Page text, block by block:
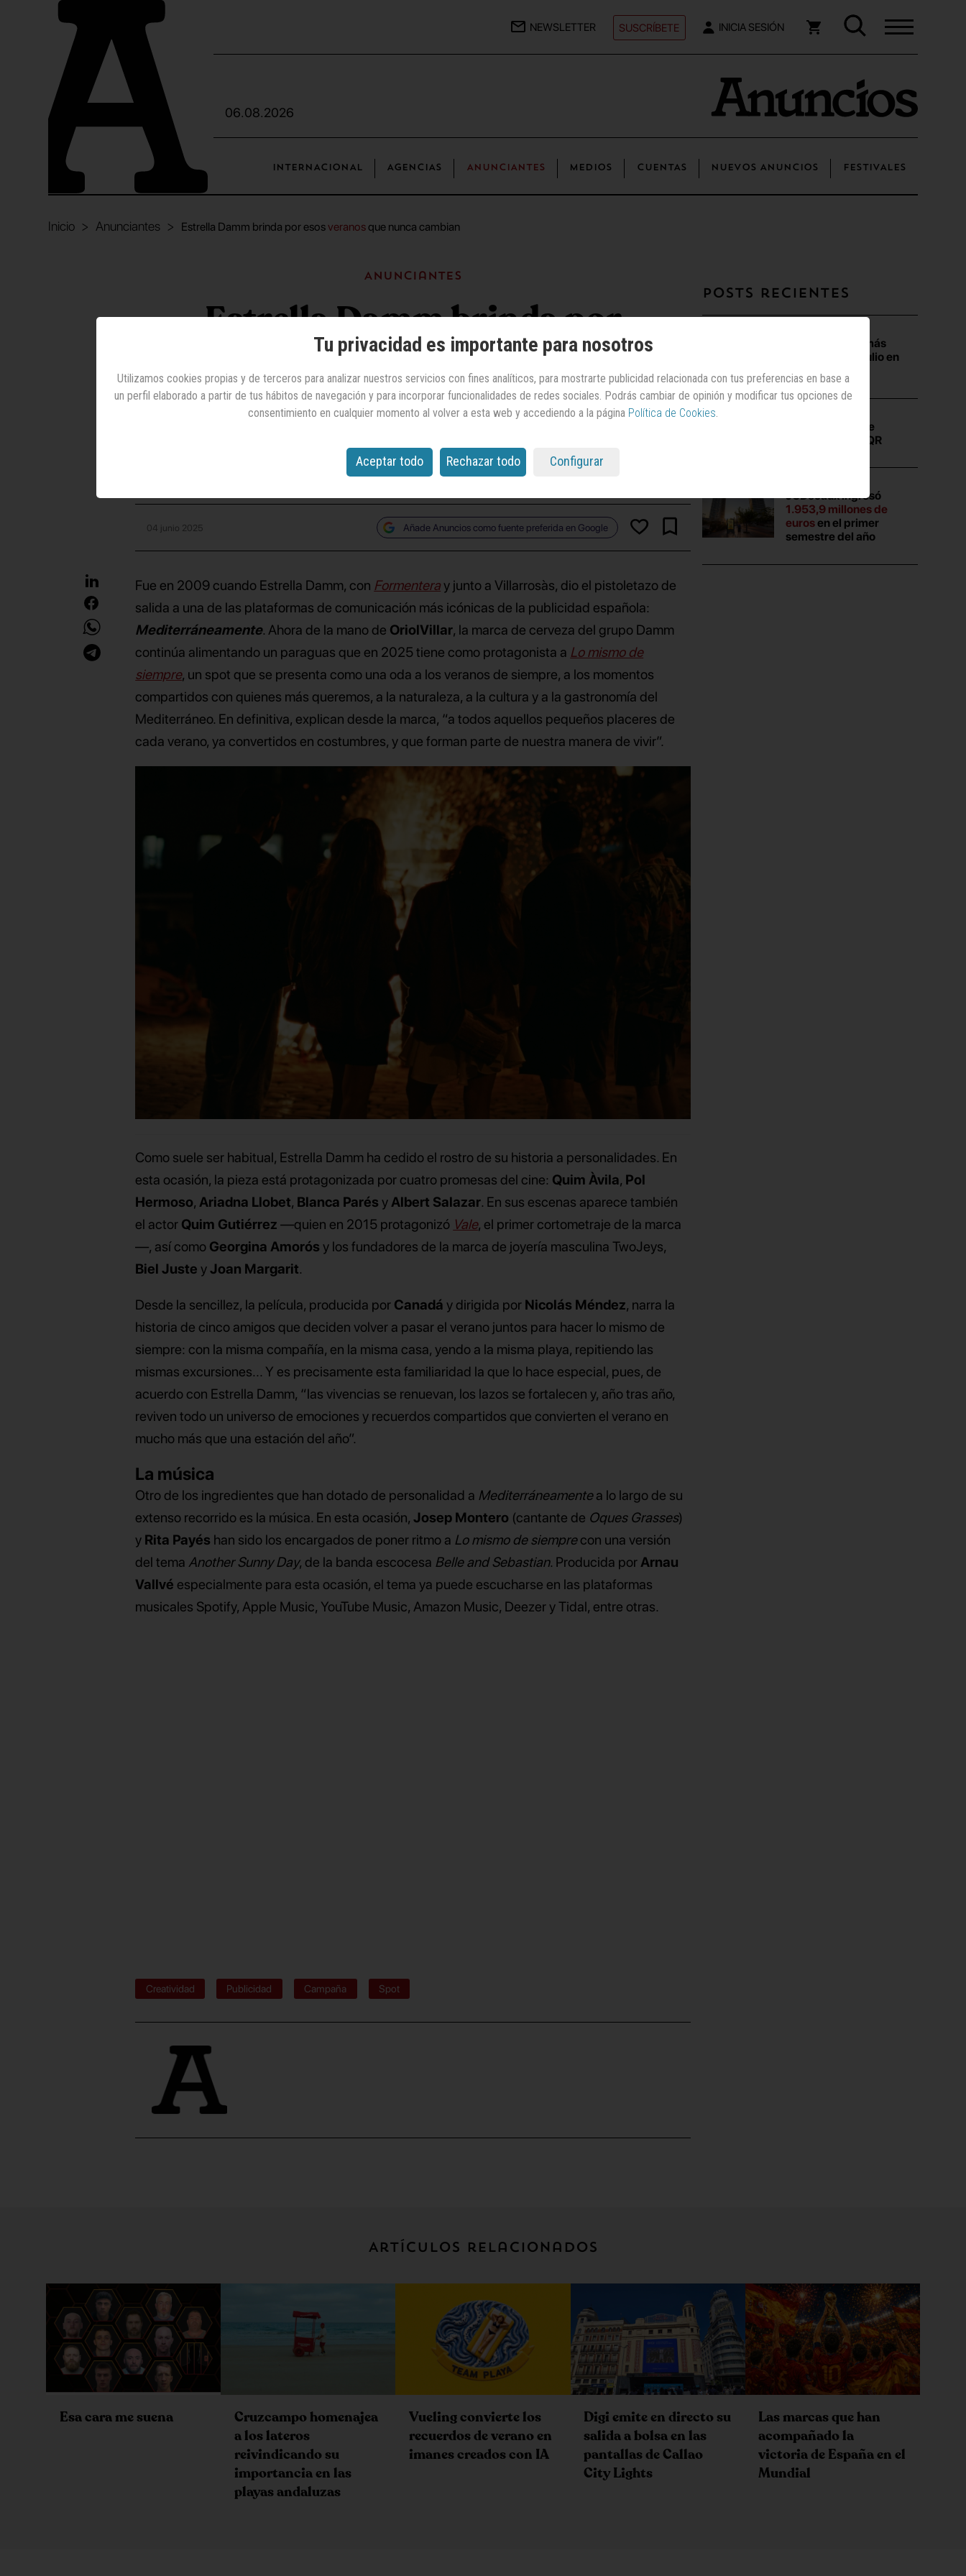
NEWSLETTER SUSCRÍBETE INICIA SESIÓN
06.08.2026
INTERNACIONAL AGENCIAS ANUNCIANTES MEDIOS CUENTAS NUEVOS ANUNCIOS FESTIVALES
Inicio Anunciantes Estrella Damm brinda por esosveranos que nunca cambian
Anunciantes
Estrella Damm brinda por
veranosque nunca
cambian
Quim Àvila, Pol Hermoso, Ariadna Llobet, Blanca Parés y Albert Salazar
04 junio 2025 Añade Anuncios como fuente preferida en Google
Fue en 2009 cuando Estrella Damm, con Formenteray junto a Villarrosàs, dio el pistoletazo de
salida a una de las plataformas de comunicación más icónicas de la publicidad española:
Mediterráneamente. Ahora de la mano de OriolVillar, la marca de cerveza del grupo Damm
continúa alimentando un paraguas que en 2025 tiene como protagonista a Lo mismo de
siempre, un spot que se presenta como una oda a los veranos de siempre, a los momentos
compartidos con quienes más queremos, a la naturaleza, a la cultura y a la gastronomía del
Mediterráneo. En definitiva, explican desde la marca, “a todos aquellos pequeños placeres de
cada verano, ya convertidos en costumbres, y que forman parte de nuestra manera de vivir”.
Como suele ser habitual, Estrella Damm ha cedido el rostro de su historia a personalidades. En
esta ocasión, la pieza está protagonizada por cuatro promesas del cine: Quim Àvila, Pol
Hermoso,Ariadna Llobet, Blanca Parés yAlbert Salazar. En sus escenas aparece también
el actor Quim Gutiérrez —quien en 2015 protagonizó Vale, el primer cortometraje de la marca
—, así como Georgina Amorós y los fundadores de la marca de joyería masculina TwoJeys,
Biel Juste yJoan Margarit.
Desde la sencillez, la película, producida por Canadá y dirigida por Nicolás Méndez, narra la
historia de cinco amigos que deciden volver a pasar el verano juntos para hacer lo mismo de
siempre: con la misma compañía, en la misma casa, yendo a la misma playa, repitiendo las
mismas excursiones... Y es precisamente esta familiaridad la que lo hace especial, pues, de
acuerdo con Estrella Damm, “las vivencias se renuevan, los lazos se fortalecen y, año tras año,
reviven todo un universo de emociones y recuerdos compartidos que convierten el verano en
mucho más que una estación del año”.
La música
Otro de los ingredientes que han dotado de personalidad a Mediterráneamentea lo largo de su
extenso recorrido es la música. En esta ocasión,Josep Montero (cantante de Oques Grasses)
y Rita Payés han sido los encargados de poner ritmo a Lo mismo de siemprecon una versión
del tema Another Sunny Day, de la banda escocesa Belle and Sebastian. Producida porArnau
Vallvé especialmente para esta ocasión, el tema ya puede escucharse en las plataformas
musicales Spotify, Apple Music, YouTube Music, Amazon Music, Deezer y Tidal, entre otras.
Creatividad Publicidad Campaña Spot
Posts recientes
Las campañas más
vistas durante julio en
Anuncios.com
que se
escondía en un QR
JCDecaux ingresó
1.953,9 millones de
eurosen el primer
semestre del año
Artículos relacionados
Esa cara me suena
Cruzcampo homenajea
a los lateros
reivindicando su
importancia en las
playas andaluzas
Vueling convierte los
recuerdos de verano en
imanes creados con IA
Digi emite en directo su
salida a bolsa en las
pantallas de Callao
City Lights
Las marcas que han
acompañado la
victoria de España en el
Mundial
Tu privacidad es importante para nosotros
Utilizamos cookies propias y de terceros para analizar nuestros servicios con fines analíticos, para mostrarte publicidad relacionada con tus preferencias en base a
un perfil elaborado a partir de tus hábitos de navegación y para incorporar funcionalidades de redes sociales. Podrás cambiar de opinión y modificar tus opciones de
consentimiento en cualquier momento al volver a esta web y accediendo a la página Política de Cookies
Aceptar todo Rechazar todo Configurar